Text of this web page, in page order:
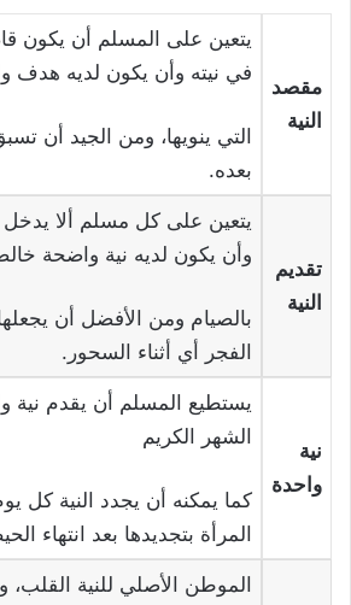
مقصد
النية
يتعين على المسلم أن يكون
في نيته وأن يكون لديه هدف
التي ينويها، ومن الجيد أن
بعده.
تقديم
النية
يتعين على كل مسلم ألا يدخل
وأن يكون لديه نية واضحة
بالصيام ومن الأفضل أن
الفجر أي أثناء السحور.
نية
واحدة
يستطيع المسلم أن يقدم نية
الشهر الكريم
كما يمكنه أن يجدد النية كل
المرأة بتجديدها بعد انتهاء
الموطن الأصلي للنية القلب،